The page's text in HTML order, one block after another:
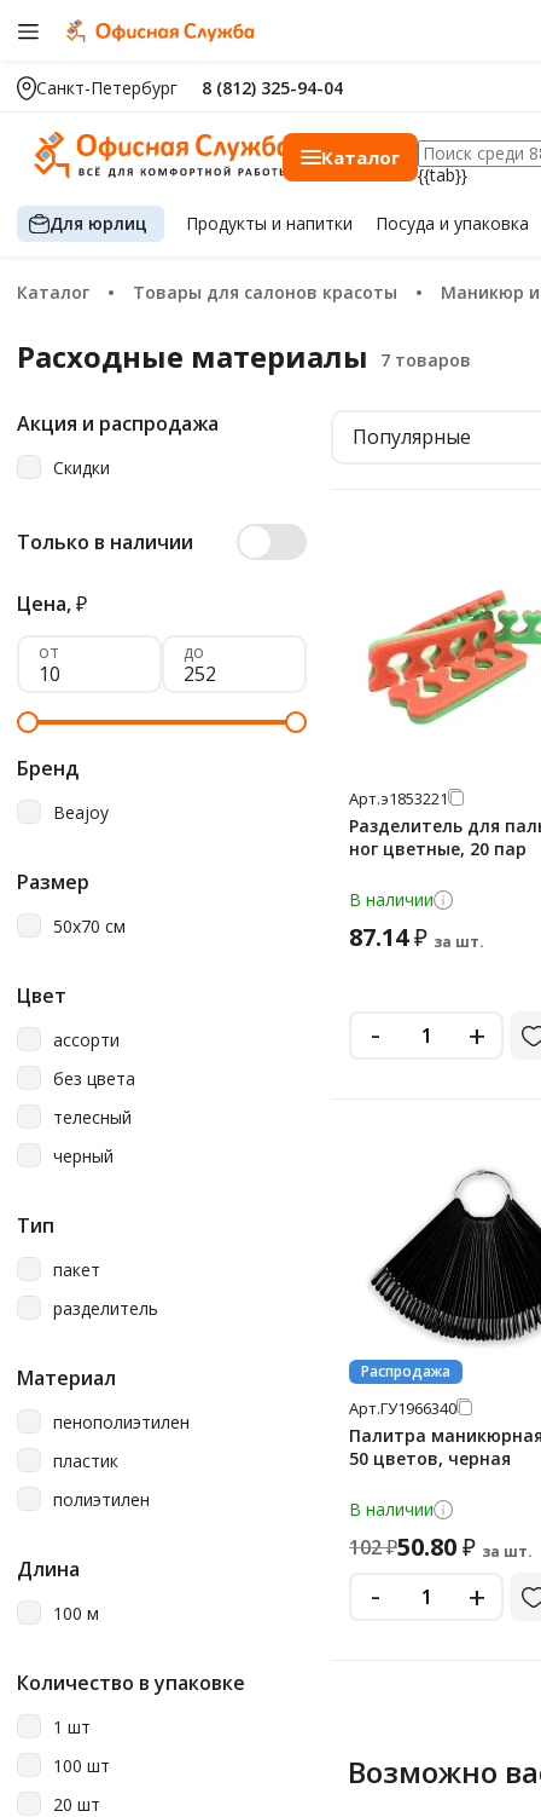
Санкт-Петербург 8 (812) 325-94-04
Каталог
{{tab}}
Для юрлиц Продуктыи напитки Посуда и упаковка
Каталог Товары для салонов красоты Маникюр
Расходные материалы
Акция и распродажа
Скидки
Только в наличии
Цена,₽
от до
Бренд
Beajoy
Размер
50х70 см
Цвет
ассорти
без цвета
телесный
черный
Тип
пакет
разделитель
Материал
пенополиэтилен
пластик
полиэтилен
Длина
100 м
Количество в упаковке
1 шт
100 шт
20 шт
Популярные
Арт.э1853221
Разделитель для
ног цветные, 20 пар
В наличии
87.14₽ за шт.
- +
Распродажа
Арт.ГУ1966340
Палитра
50 цветов, черная
В наличии
102₽50.80₽ за шт.
- +
Возможно